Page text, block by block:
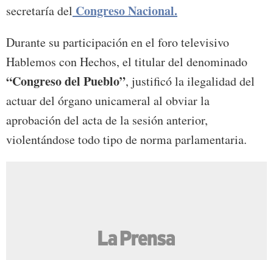
secretaría del Congreso Nacional.
Durante su participación en el foro televisivo
Hablemos con Hechos, el titular del denominado
“Congreso del Pueblo”, justificó la ilegalidad del
actuar del órgano unicameral al obviar la
aprobación del acta de la sesión anterior,
violentándose todo tipo de norma parlamentaria.